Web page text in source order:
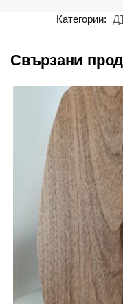
Категории:
Свързани